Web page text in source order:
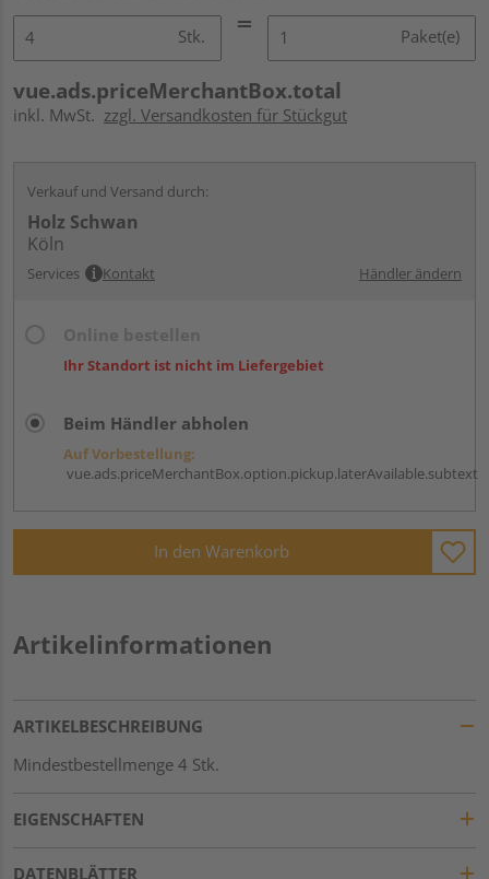
Stk. Paket(e)
vue.ads.priceMerchantBox.total
inkl. MwSt. zzgl. Versandkosten für Stückgut
Verkauf und Versand durch:
Holz Schwan
Köln
Services Kontakt Händler ändern
Ihr Standort ist nicht im Liefergebiet
Beim Händler abholen
Auf Vorbestellung:
vue.ads.priceMerchantBox.option.pickup.laterAvailable.subtext
In den Warenkorb
Artikelinformationen
ARTIKELBESCHREIBUNG
Mindestbestellmenge 4 Stk.
EIGENSCHAFTEN
DATENBLÄTTER